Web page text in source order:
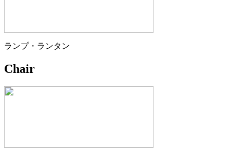
ランプ・ランタン
Chair